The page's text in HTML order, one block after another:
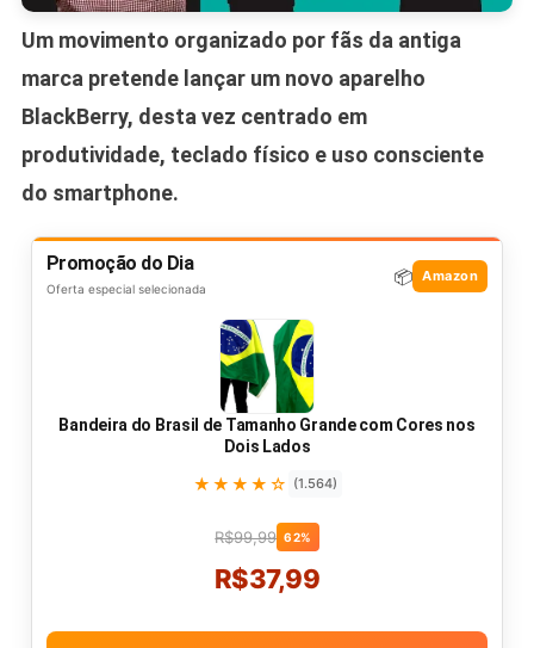
Um movimento organizado por fãs da antiga
marca pretende lançar um novo aparelho
BlackBerry, desta vez centrado em
produtividade, teclado físico e uso consciente
do smartphone.
Promoção do Dia
Oferta especial selecionada
📦 Amazon
Bandeira do Brasil de Tamanho Grande com Cores nos
Dois Lados
★★★★☆ (1.564)
R$99,99 62%
R$37,99